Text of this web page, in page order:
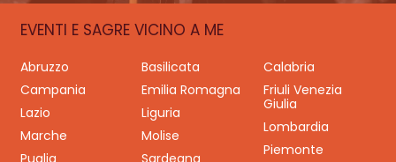
EVENTI E SAGRE VICINO A ME
Abruzzo Basilicata
Calabria
Campania
Emilia Romagna
Friuli Venezia
Giulia
Lazio
Liguria
Lombardia
Marche
Molise
Piemonte